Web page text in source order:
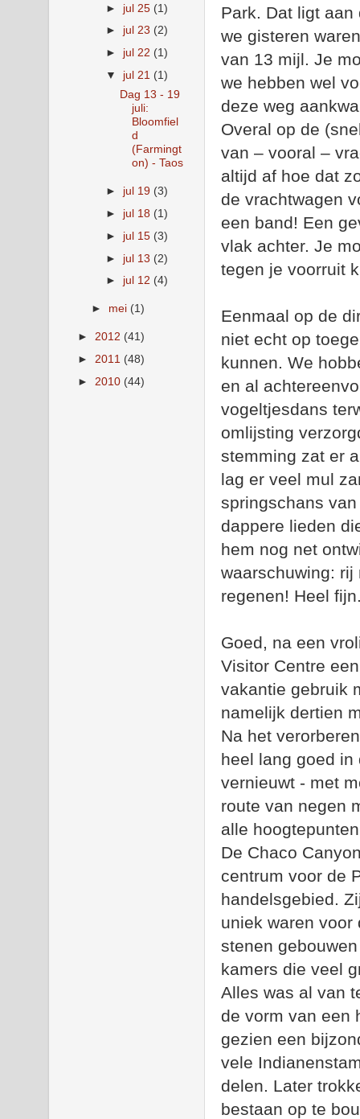
Park. Dat ligt
we gisteren
van 13 mijl. Je
we hebben wel
deze weg
Overal op de
van – vooral –
altijd af hoe dat
de vrachtwagen
een band! Een
vlak achter. Je
tegen je voorruit
Eenmaal op de
niet echt op
kunnen. We
en al
vogeltjesdans
omlijsting
stemming zat er
lag er veel mul
springschans
dappere lieden
hem nog net
waarschuwing:
regenen! Heel
Goed, na een
Visitor Centre
vakantie gebruik
namelijk dertien
Na het
heel lang goed
vernieuwt - met
route van negen
alle
De Chaco
centrum voor de
handelsgebied.
uniek waren
stenen
kamers die veel
Alles was al van
de vorm van een
gezien een
vele
delen. Later
bestaan op te
► jul 25 (1)
► jul 23 (2)
► jul 22 (1)
▼ jul 21 (1)
Dag 13 - 19
juli:
Bloomfiel
d
(Farmingt
on) - Taos
► jul 19 (3)
► jul 18 (1)
► jul 15 (3)
► jul 13 (2)
► jul 12 (4)
► mei (1)
► 2012 (41)
► 2011 (48)
► 2010 (44)